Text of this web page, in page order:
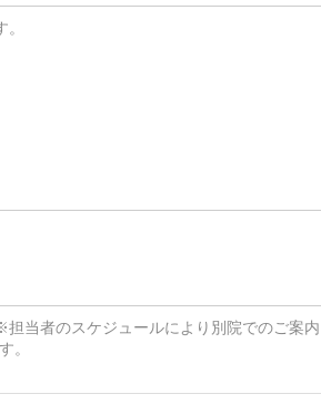
当者のスケジュールにより別院でのご案
。